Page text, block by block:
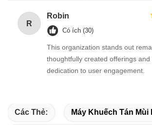
R
Robin
Có ích (30)
This organization stands out
thoughtfully created offerings and
dedication to user engagement.
Các Thẻ: Máy Khuếch Tán Mùi